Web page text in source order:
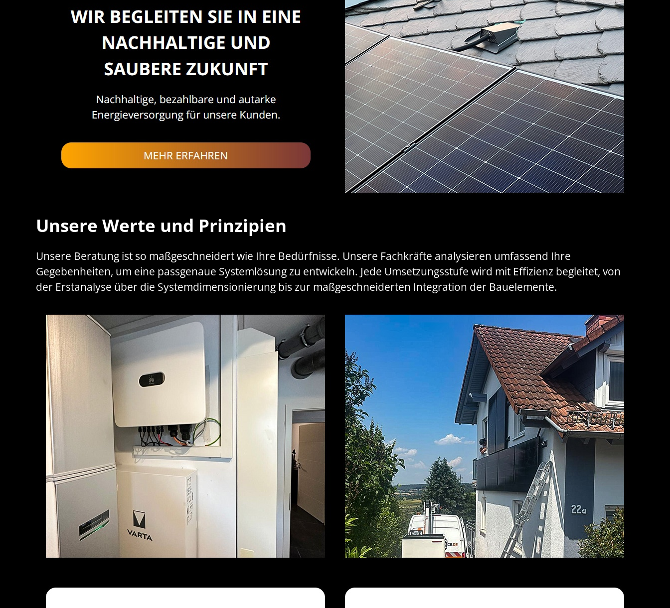
Unsere Werte und Prinzipien
Unsere Beratung ist so maßgeschneidert wie Ihre Bedürfnisse. Unsere Fachkräfte analysieren umfassend Ihre
Gegebenheiten, um eine passgenaue Systemlösung zu entwickeln. Jede Umsetzungsstufe wird mit Effizienz begleitet, von
der Erstanalyse über die Systemdimensionierung bis zur maßgeschneiderten Integration der Bauelemente.